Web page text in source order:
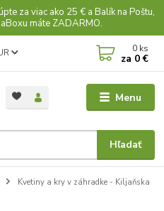
za viac ako 25 € a Balík na Poštu,
máte ZADARMO.
Menu
Hľadať
0 ks
za 0 €
Kvetiny a kry v záhradke - Kiljaňska